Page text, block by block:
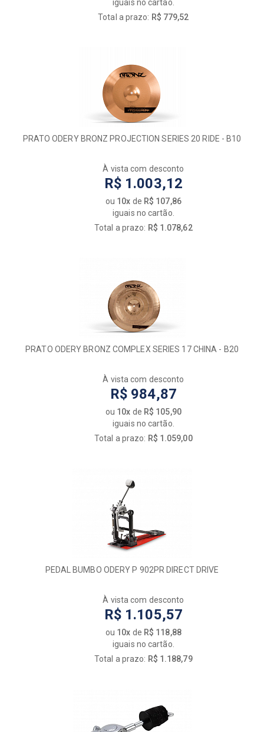
iguais no cartão.
Total a prazo: R$ 779,52
PRATO ODERY BRONZ PROJECTION SERIES 20 RIDE - B10
À vista com desconto
R$ 1.003,12
ou 10x de R$ 107,86
iguais no cartão.
Total a prazo: R$ 1.078,62
PRATO ODERY BRONZ COMPLEX SERIES 17 CHINA - B20
À vista com desconto
R$ 984,87
ou 10x de R$ 105,90
iguais no cartão.
Total a prazo: R$ 1.059,00
PEDAL BUMBO ODERY P 902PR DIRECT DRIVE
À vista com desconto
R$ 1.105,57
ou 10x de R$ 118,88
iguais no cartão.
Total a prazo: R$ 1.188,79